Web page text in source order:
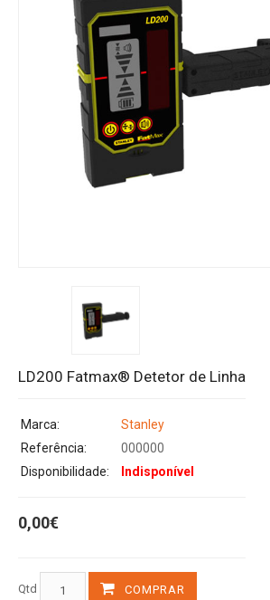
LD200 Fatmax® Detetor de Linha
Marca:
Stanley
Referência:
000000
Disponibilidade:
Indisponível
0,00€
Qtd COMPRAR